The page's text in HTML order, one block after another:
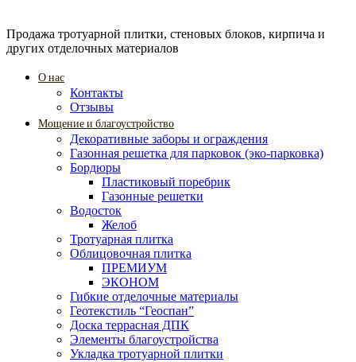
Продажа тротуарной плитки, стеновых блоков, кирпича и
других отделочных материалов
О нас
Контакты
Отзывы
Мощение и благоустройство
Декоративные заборы и ограждения
Газонная решетка для парковок (эко-парковка)
Бордюры
Пластиковый поребрик
Газонные решетки
Водосток
Желоб
Тротуарная плитка
Облицовочная плитка
ПРЕМИУМ
ЭКОНОМ
Гибкие отделочные материалы
Геотекстиль “Геоспан”
Доска террасная ДПК
Элементы благоустройства
Укладка тротуарной плитки